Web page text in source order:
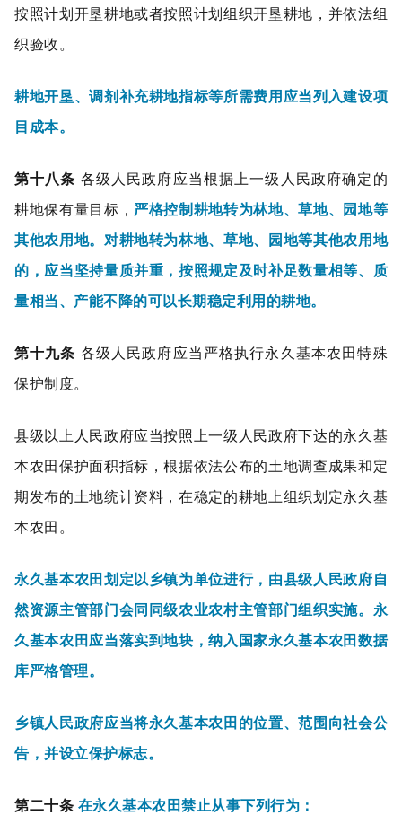
按照计划开垦耕地或者按照计划组织开垦耕地，并依法组
织验收。
耕地开垦、调剂补充耕地指标等所需费用应当列入建设项
目成本。
第十八条 各级人民政府应当根据上一级人民政府确定的
耕地保有量目标， 严格控制耕地转为林地、草地、园地等
其他农用地。对耕地转为林地、草地、园地等其他农用地
的，应当坚持量质并重，按照规定及时补足数量相等、质
量相当、产能不降的可以长期稳定利用的耕地。
第十九条 各级人民政府应当严格执行永久基本农田特殊
保护制度。
县级以上人民政府应当按照上一级人民政府下达的永久基
本农田保护面积指标，根据依法公布的土地调查成果和定
期发布的土地统计资料，在稳定的耕地上组织划定永久基
本农田。
永久基本农田划定以乡镇为单位进行，由县级人民政府自
然资源主管部门会同同级农业农村主管部门组织实施。永
久基本农田应当落实到地块，纳入国家永久基本农田数据
库严格管理。
乡镇人民政府应当将永久基本农田的位置、范围向社会公
告，并设立保护标志。
第二十条 在永久基本农田禁止从事下列行为：